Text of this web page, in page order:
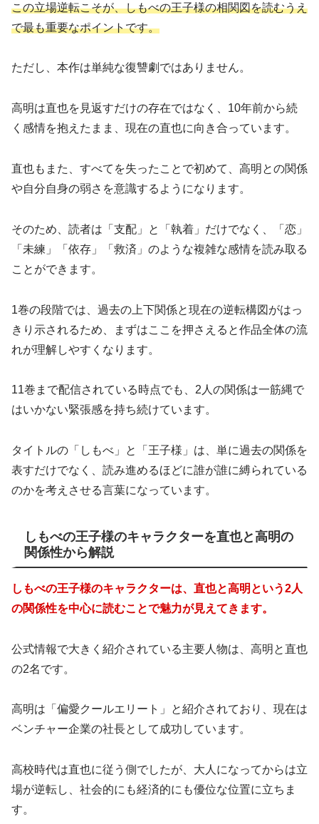
この立場逆転こそが、しもべの王子様の相関図を読むうえ
で最も重要なポイントです。
ただし、本作は単純な復讐劇ではありません。
高明は直也を見返すだけの存在ではなく、10年前から続
く感情を抱えたまま、現在の直也に向き合っています。
直也もまた、すべてを失ったことで初めて、高明との関係
や自分自身の弱さを意識するようになります。
そのため、読者は「支配」と「執着」だけでなく、「恋」
「未練」「依存」「救済」のような複雑な感情を読み取る
ことができます。
1巻の段階では、過去の上下関係と現在の逆転構図がはっ
きり示されるため、まずはここを押さえると作品全体の流
れが理解しやすくなります。
11巻まで配信されている時点でも、2人の関係は一筋縄で
はいかない緊張感を持ち続けています。
タイトルの「しもべ」と「王子様」は、単に過去の関係を
表すだけでなく、読み進めるほどに誰が誰に縛られている
のかを考えさせる言葉になっています。
しもべの王子様のキャラクターを直也と高明の
関係性から解説
しもべの王子様のキャラクターは、直也と高明という2人
の関係性を中心に読むことで魅力が見えてきます。
公式情報で大きく紹介されている主要人物は、高明と直也
の2名です。
高明は「偏愛クールエリート」と紹介されており、現在は
ベンチャー企業の社長として成功しています。
高校時代は直也に従う側でしたが、大人になってからは立
場が逆転し、社会的にも経済的にも優位な位置に立ちま
す。